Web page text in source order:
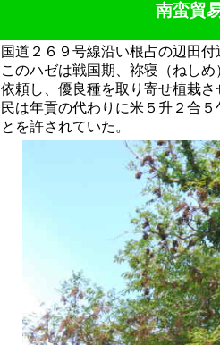
南蛮貿
国道２６９号線沿い根占の辺田
このハゼは戦国期、祢寝（ねし
依頼し、優良種を取り寄せ植栽
民は年貢の代わりに米５升２合
とを許されていた。